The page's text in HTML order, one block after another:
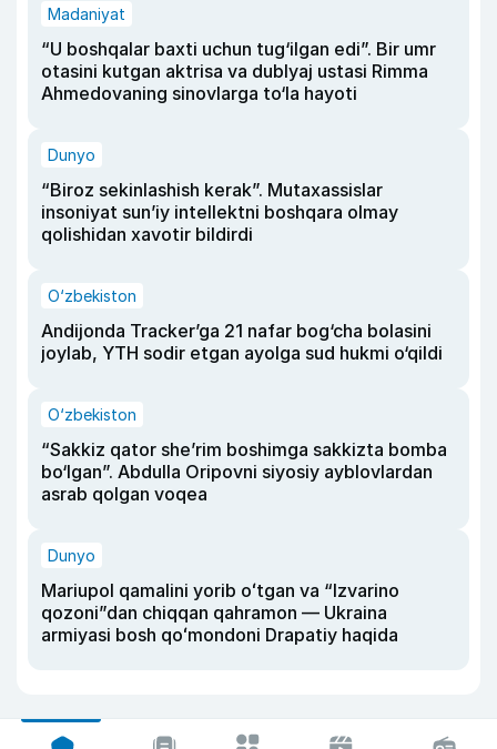
Madaniyat
“U boshqalar baxti uchun tug‘ilgan edi”. Bir umr
otasini kutgan aktrisa va dublyaj ustasi Rimma
Ahmedovaning sinovlarga to‘la hayoti
Dunyo
“Biroz sekinlashish kerak”. Mutaxassislar
insoniyat sun’iy intellektni boshqara olmay
qolishidan xavotir bildirdi
O‘zbekiston
Andijonda Tracker’ga 21 nafar bog‘cha bolasini
joylab, YTH sodir etgan ayolga sud hukmi o‘qildi
O‘zbekiston
“Sakkiz qator she’rim boshimga sakkizta bomba
bo‘lgan”. Abdulla Oripovni siyosiy ayblovlardan
asrab qolgan voqea
Dunyo
Mariupol qamalini yorib oʻtgan va “Izvarino
qozoni”dan chiqqan qahramon — Ukraina
armiyasi bosh qoʻmondoni Drapatiy haqida